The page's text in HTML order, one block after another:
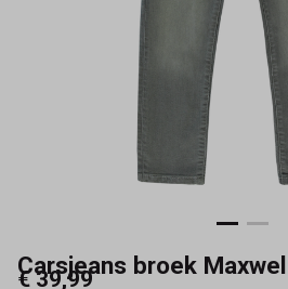
Carsjeans broek Maxwel
€ 39,99